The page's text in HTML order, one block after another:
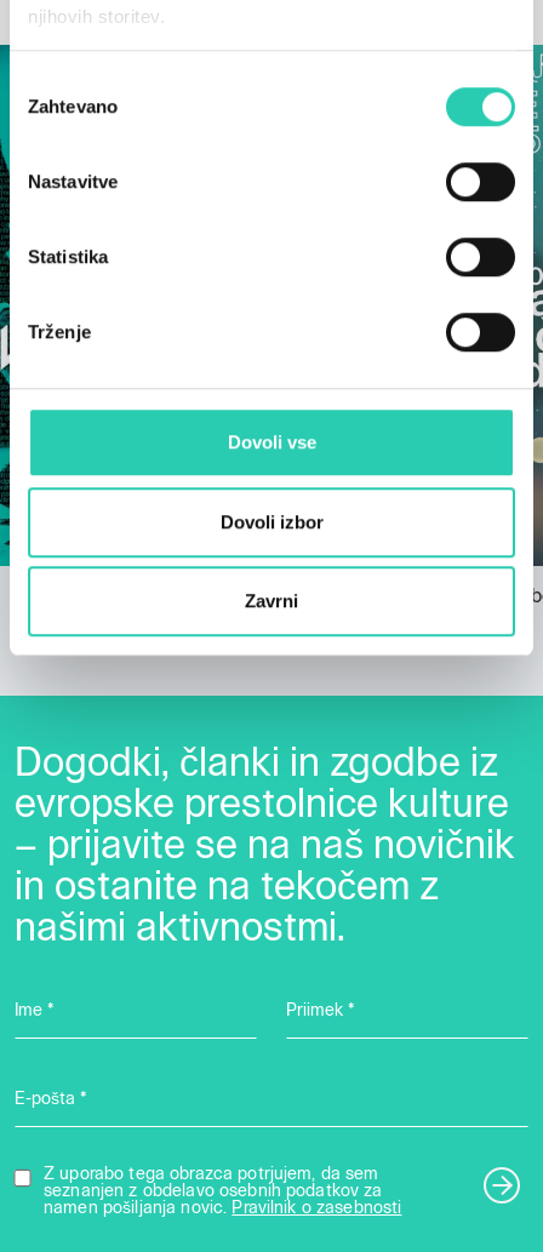
njihovih storitev.
soglasja
Zahtevano
Nastavitve
Statistika
Trženje
Dovoli vse
Dovoli izbor
Zavrni
Manj kot 100 dni do goriškega
Brezmejne
Dogodki, članki in zgodbe iz
evropske prestolnice kulture
– prijavite se na naš novičnik
in ostanite na tekočem z
našimi aktivnostmi.
Ime * Priimek *
E-pošta *
Z uporabo tega obrazca potrjujem, da sem
seznanjen z obdelavo osebnih podatkov za
namen pošiljanja novic. Pravilnik o zasebnosti